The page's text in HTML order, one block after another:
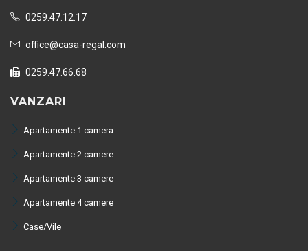
0259.47.12.17
office@casa-regal.com
0259.47.66.68
VANZARI
Apartamente 1 camera
Apartamente 2 camere
Apartamente 3 camere
Apartamente 4 camere
Case/Vile